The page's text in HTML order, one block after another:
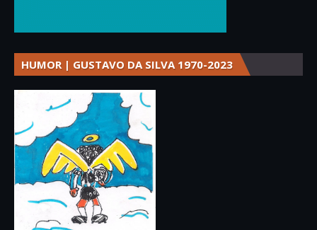
HUMOR | GUSTAVO DA SILVA 1970-2023